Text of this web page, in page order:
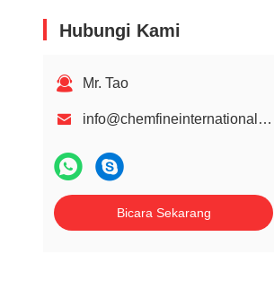
Hubungi Kami
Mr. Tao
info@chemfineinternational.com
Bicara Sekarang